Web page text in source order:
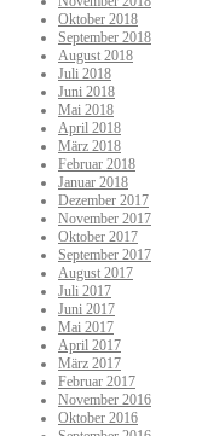
Oktober 2018
September 2018
August 2018
Juli 2018
Juni 2018
Mai 2018
April 2018
März 2018
Februar 2018
Januar 2018
Dezember 2017
November 2017
Oktober 2017
September 2017
August 2017
Juli 2017
Juni 2017
Mai 2017
April 2017
März 2017
Februar 2017
November 2016
Oktober 2016